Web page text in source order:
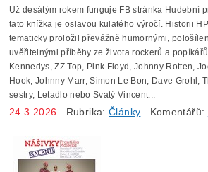
Už desátým rokem funguje FB stránka Hudební
tato knížka je oslavou kulatého výročí. Historii
tematicky proložil převážně humornými,
uvěřitelnými příběhy ze života rockerů a
Kennedys, ZZ Top, Pink Floyd, Johnny Rotten,
Hook, Johnny Marr, Simon Le Bon, Dave Grohl,
sestry, Letadlo nebo Svatý Vincent...
24.3.2026 Rubrika:Články Komentářů: